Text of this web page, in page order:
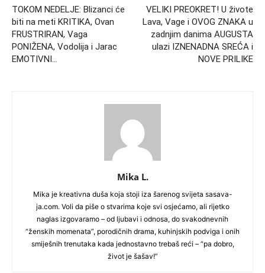
TOKOM NEDELJE: Blizanci će
biti na meti KRITIKA, Ovan
FRUSTRIRAN, Vaga
PONIŽENA, Vodolija i Jarac
EMOTIVNI…
VELIKI PREOKRET! U živote
Lava, Vage i OVOG ZNAKA u
zadnjim danima AUGUSTA
ulazi IZNENADNA SREĆA i
NOVE PRILIKE
Mika L.
Mika je kreativna duša koja stoji iza šarenog svijeta sasava-
ja.com. Voli da piše o stvarima koje svi osjećamo, ali rijetko
naglas izgovaramo – od ljubavi i odnosa, do svakodnevnih
“ženskih momenata”, porodičnih drama, kuhinjskih podviga i onih
smiješnih trenutaka kada jednostavno trebaš reći – “pa dobro,
život je šašav!”